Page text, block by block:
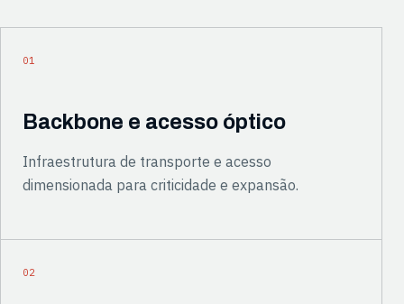
01
Backbone e acesso óptico
Infraestrutura de transporte e acesso
dimensionada para criticidade e expansão.
02